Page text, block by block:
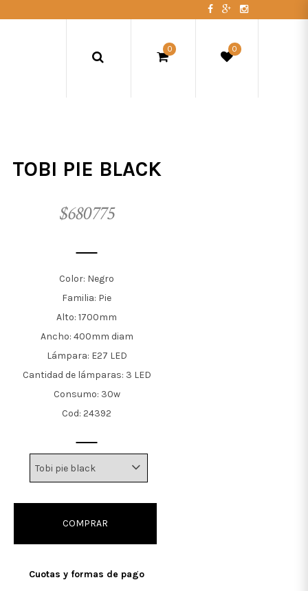
0 0
TOBI PIE BLACK
$680775
Color: Negro
Familia: Pie
Alto: 1700mm
Ancho: 400mm diam
Lámpara: E27 LED
Cantidad de lámparas: 3 LED
Consumo: 30w
Cod: 24392
COMPRAR
Cuotas y formas de pago